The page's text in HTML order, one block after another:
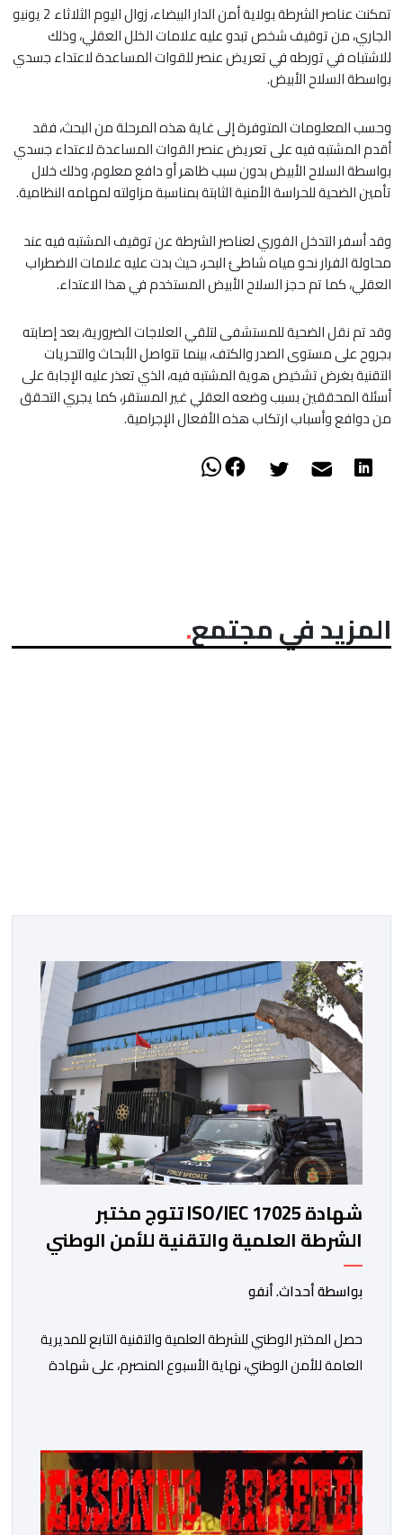
تمكنت عناصر الشرطة بولاية أمن الدار البيضاء، زوال اليوم الثلاثاء 2 يونيو
الجاري، من توقيف شخص تبدو عليه علامات الخلل العقلي، وذلك
للاشتباه في تورطه في تعريض عنصر للقوات المساعدة لاعتداء جسدي
بواسطة السلاح الأبيض.
وحسب المعلومات المتوفرة إلى غاية هذه المرحلة من البحث، فقد
أقدم المشتبه فيه على تعريض عنصر القوات المساعدة لاعتداء جسدي
بواسطة السلاح الأبيض بدون سبب ظاهر أو دافع معلوم، وذلك خلال
تأمين الضحية للحراسة الأمنية الثابتة بمناسبة مزاولته لمهامه النظامية.
وقد أسفر التدخل الفوري لعناصر الشرطة عن توقيف المشتبه فيه عند
محاولة الفرار نحو مياه شاطئ البحر، حيث بدت عليه علامات الاضطراب
العقلي، كما تم حجز السلاح الأبيض المستخدم في هذا الاعتداء.
وقد تم نقل الضحية للمستشفى لتلقي العلاجات الضرورية، بعد إصابته
بجروح على مستوى الصدر والكتف، بينما تتواصل الأبحاث والتحريات
التقنية بغرض تشخيص هوية المشتبه فيه، الذي تعذر عليه الإجابة على
أسئلة المحققين بسبب وضعه العقلي غير المستقر، كما يجري التحقق
من دوافع وأسباب ارتكاب هذه الأفعال الإجرامية.
المزيد في مجتمع
شهادة ISO/IEC 17025 تتوج مختبر
الشرطة العلمية والتقنية للأمن الوطني
في مختلف الخبرات الجنائية
بواسطة أحداث. أنفو
حصل المختبر الوطني للشرطة العلمية والتقنية التابع للمديرية
العامة للأمن الوطني، نهاية الأسبوع المنصرم، على شهادة
فيها فروع البيولوجيا والكيمياء، وتدقيق وفحص الوثائق،
والحرائق والمتفجرات، وكذا الآثار الرقمية والمخدرات والمواد
السمومية.وكانت المنظمة الأمريكية للاعتماد والتقييس
″The ANSI National Accreditation Board″، المختصة […]